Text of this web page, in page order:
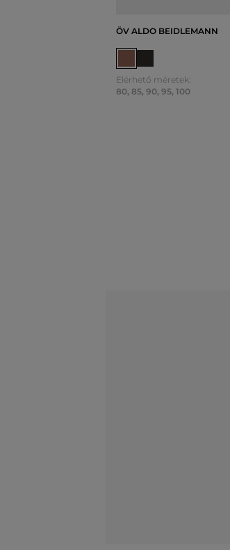
ÖV ALDO BEIDLEMANN
Elérhető méretek:
80, 85, 90, 95, 100